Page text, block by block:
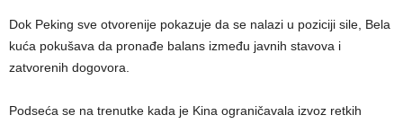
Dok Peking sve otvorenije pokazuje da se nalazi u poziciji sile, Bela
kuća pokušava da pronađe balans između javnih stavova i
zatvorenih dogovora.
Podseća se na trenutke kada je Kina ograničavala izvoz retkih